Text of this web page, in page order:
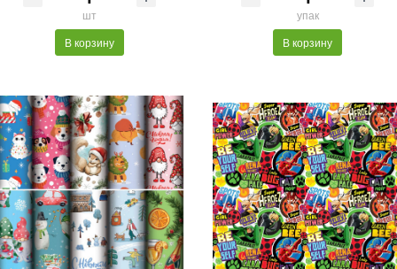
шт
В корзину
упак
В корзину